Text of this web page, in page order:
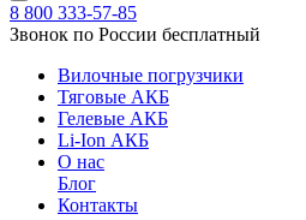
8 800 333-57-85
Звонок по России бесплатный
Вилочные погрузчики
Тяговые АКБ
Гелевые АКБ
Li-Ion АКБ
О нас
Блог
Контакты